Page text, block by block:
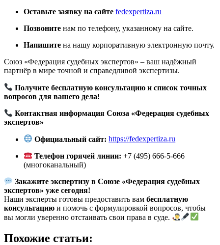
Оставьте заявку на сайте fedexpertiza.ru
Позвоните нам по телефону, указанному на сайте.
Напишите на нашу корпоративную электронную почту.
Союз «Федерация судебных экспертов» – ваш надёжный
партнёр в мире точной и справедливой экспертизы.
Получите бесплатную консультацию и список точных
вопросов для вашего дела!
Контактная информация Союза «Федерация судебных
экспертов»
Официальный сайт: https://fedexpertiza.ru
Телефон горячей линии: +7 (495) 666-5-666
(многоканальный)
Закажите экспертизу в Союзе «Федерация судебных
экспертов» уже сегодня!
Наши эксперты готовы предоставить вам бесплатную
консультацию и помочь с формулировкой вопросов, чтобы
вы могли уверенно отстаивать свои права в суде.
Похожие статьи: